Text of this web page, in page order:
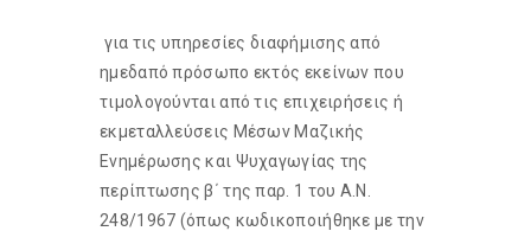
 για τις υπηρεσίες διαφήμισης από
ημεδαπό πρόσωπο εκτός εκείνων που
τιμολογούνται από τις επιχειρήσεις ή
εκμεταλλεύσεις Μέσων Μαζικής
Ενημέρωσης και Ψυχαγωγίας της
περίπτωσης β΄ της παρ. 1 του A.N.
248/1967 (όπως κωδικοποιήθηκε με την